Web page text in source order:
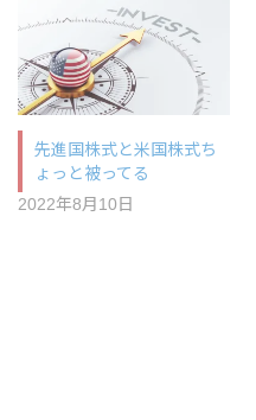
先進国株式と米国株式ち
ょっと被ってる
2022年8月10日